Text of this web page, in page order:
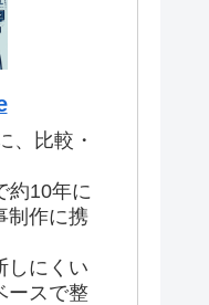
、比較・
約10年に
制作に携
しにくい
ースで整